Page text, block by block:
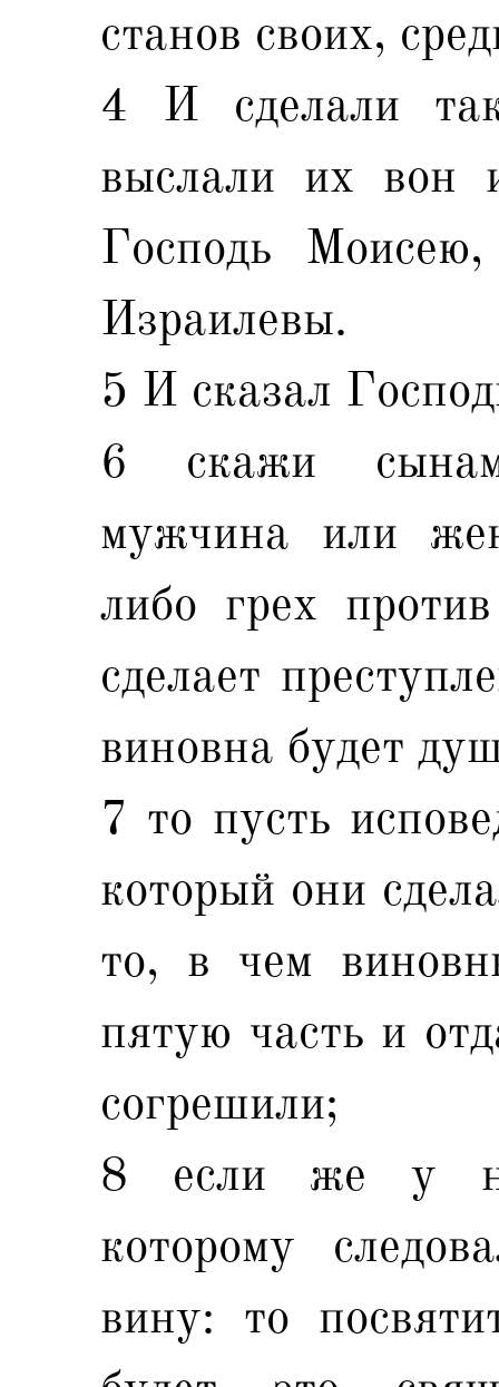
станов своих,
4 И сделали
выслали их вон
Господь
Израилевы.
5 И сказал
6 скажи
мужчина или
либо грех
сделает
виновна будет
7 то пусть
который они
то, в чем
пятую часть и
согрешили;
8 если же у
которому
вину: то